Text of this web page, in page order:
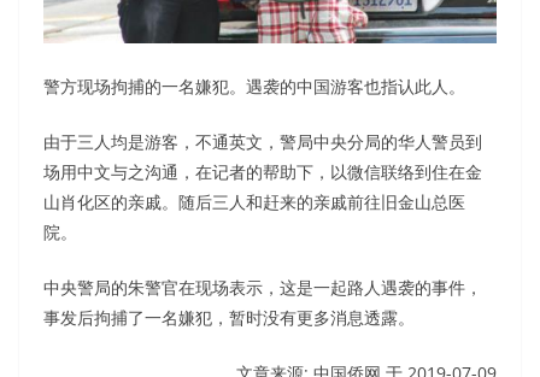
警方现场拘捕的一名嫌犯。遇袭的中国游客也指认此人。
由于三人均是游客，不通英文，警局中央分局的华人警员到
场用中文与之沟通，在记者的帮助下，以微信联络到住在金
山肖化区的亲戚。随后三人和赶来的亲戚前往旧金山总医
院。
中央警局的朱警官在现场表示，这是一起路人遇袭的事件，
事发后拘捕了一名嫌犯，暂时没有更多消息透露。